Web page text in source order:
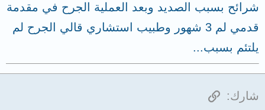
شرائح بسبب الصديد وبعد العملية الجرح في مقدمة
قدمي لم 3 شهور وطبيب استشاري قالي الجرح لم
يلتئم بسبب...
شارك: الرابط